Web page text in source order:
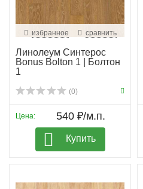
избранное сравнить
Линолеум Синтерос
Bonus Bolton 1 | Болтон
1
(0)
Цена: 540 ₽/м.п.
Купить